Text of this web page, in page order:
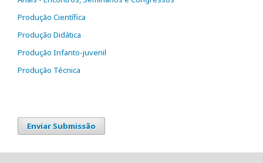
Produção Científica
Produção Didática
Produção Infanto-juvenil
Produção Técnica
Enviar Submissão